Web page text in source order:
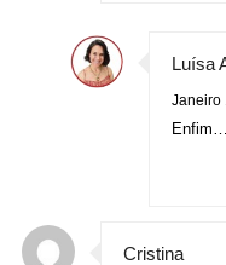
Luísa
Janeiro
Enfim…
Cristina